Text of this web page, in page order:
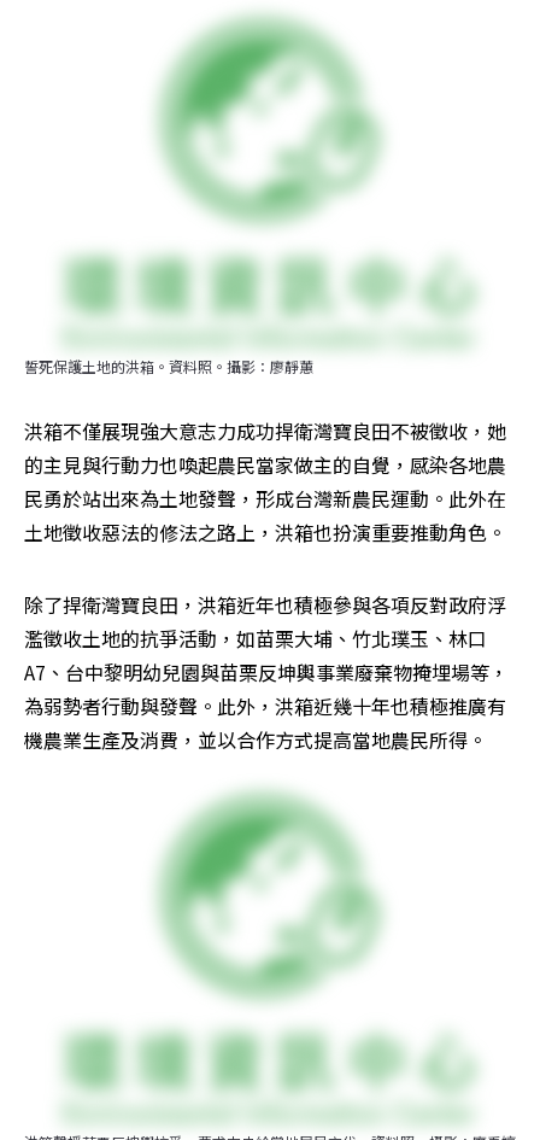
誓死保護土地的洪箱。資料照。攝影：廖靜蕙
洪箱不僅展現強大意志力成功捍衛灣寶良田不被徵收，她
的主見與行動力也喚起農民當家做主的自覺，感染各地農
民勇於站出來為土地發聲，形成台灣新農民運動。此外在
土地徵收惡法的修法之路上，洪箱也扮演重要推動角色。
除了捍衛灣寶良田，洪箱近年也積極參與各項反對政府浮
濫徵收土地的抗爭活動，如苗栗大埔、竹北璞玉、林口
A7、台中黎明幼兒園與苗栗反坤輿事業廢棄物掩埋場等，
為弱勢者行動與發聲。此外，洪箱近幾十年也積極推廣有
機農業生產及消費，並以合作方式提高當地農民所得。